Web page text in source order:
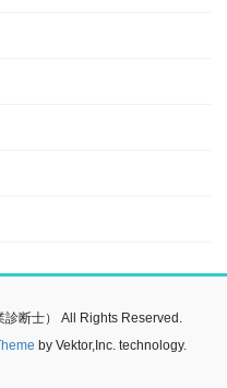
断士） All Rights Reserved.
by Vektor,Inc. technology.